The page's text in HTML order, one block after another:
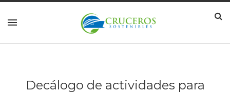
Decálogo de actividades para